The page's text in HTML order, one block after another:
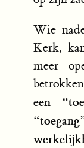
Wie
Kerk,
meer
een